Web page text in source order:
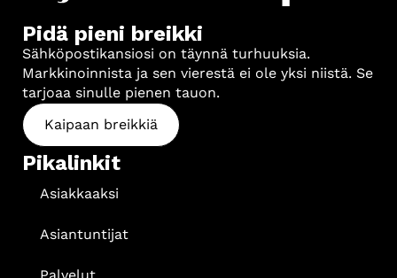
Pidä pieni breikki
Sähköpostikansiosi on täynnä turhuuksia.
Markkinoinnista ja sen vierestä ei ole yksi niistä. Se
tarjoaa sinulle pienen tauon.
Kaipaan breikkiä
Pikalinkit
Asiakkaaksi
Asiantuntijat